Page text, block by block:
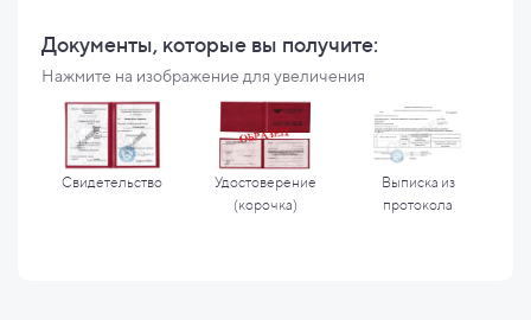
Документы, которые вы получите:
Нажмите на изображение для увеличения
Свидетельство
Удостоверение
(корочка)
Выписка из
протокола